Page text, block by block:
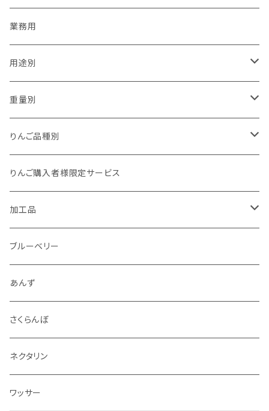
業務用
用途別
贈答用
家庭用（訳あり）
加工用
重量別
1kg以下
1kg
1.5kg～2kg
2.5kg～3kg
4.5kg～5kg
9kg～10kg
りんご品種別
夏あかり
シナノリップ
サンつがる
秋映
シナノスイート
紅玉
シナノゴールド
りんご購入者様限定サービス
加工品
ジュース
ジャム
スパイス
ドライフルーツ
アルコール
ブルーベリー
あんず
さくらんぼ
ネクタリン
ワッサー